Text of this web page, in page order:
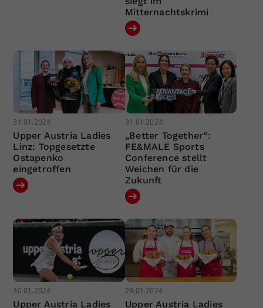
Mitternachtskrimi
31.01.2024
Upper Austria Ladies
Linz: Topgesetzte
Ostapenko
eingetroffen
31.01.2024
„Better Together“:
FE&MALE Sports
Conference stellt
Weichen für die
Zukunft
30.01.2024
Upper Austria Ladies
29.01.2024
Upper Austria Ladies